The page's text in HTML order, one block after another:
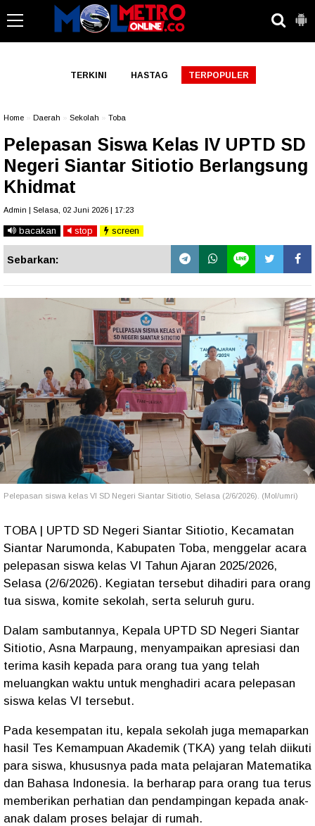
TERKINI HASTAG TERPOPULER
Home Daerah Sekolah Toba
Pelepasan Siswa Kelas IV UPTD SD
Negeri Siantar Sitiotio Berlangsung
Khidmat
Admin | Selasa, 02 Juni 2026 | 17:23
bacakan stop screen
Sebarkan:
Pelepasan siswa kelas VI SD Negeri Siantar Sitiotio, Selasa (2/6/2026). (Mol/umri)
TOBA | UPTD SD Negeri Siantar Sitiotio, Kecamatan
Siantar Narumonda, Kabupaten Toba, menggelar acara
pelepasan siswa kelas VI Tahun Ajaran 2025/2026,
Selasa (2/6/2026). Kegiatan tersebut dihadiri para orang
tua siswa, komite sekolah, serta seluruh guru.
Dalam sambutannya, Kepala UPTD SD Negeri Siantar
Sitiotio, Asna Marpaung, menyampaikan apresiasi dan
terima kasih kepada para orang tua yang telah
meluangkan waktu untuk menghadiri acara pelepasan
siswa kelas VI tersebut.
Pada kesempatan itu, kepala sekolah juga memaparkan
hasil Tes Kemampuan Akademik (TKA) yang telah diikuti
para siswa, khususnya pada mata pelajaran Matematika
dan Bahasa Indonesia. Ia berharap para orang tua terus
memberikan perhatian dan pendampingan kepada anak-
anak dalam proses belajar di rumah.